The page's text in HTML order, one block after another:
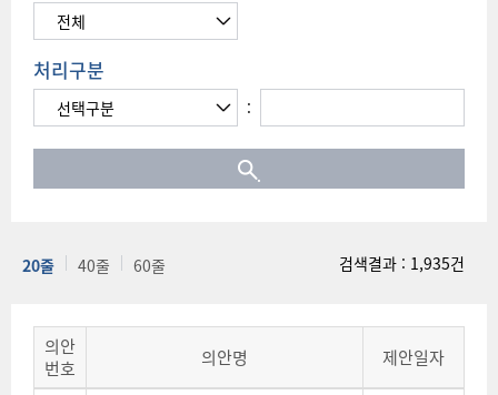
처리구분
:
20줄 40줄 60줄 검색결과 : 1,935건
의안
번호
의안명 제안일자